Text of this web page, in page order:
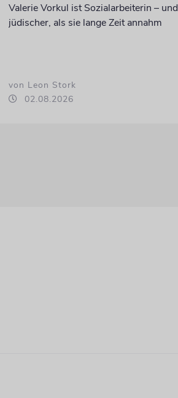
Valerie Vorkul ist Sozialarbeiterin – und
jüdischer, als sie lange Zeit annahm
von Leon Stork
02.08.2026